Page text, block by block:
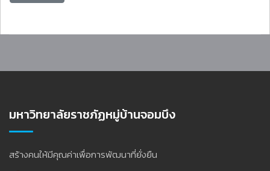
มหาวิทยาลัยราชภัฏหมู่บ้านจอมบึง
สร้างคนให้มีคุณค่าเพื่อการพัฒนาที่ยั่งยืน